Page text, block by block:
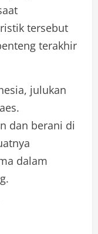
tersebut
terakhir
julukan
dan berani di
dalam